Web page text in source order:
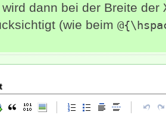
wird dann bei der Breite der
(wie beim